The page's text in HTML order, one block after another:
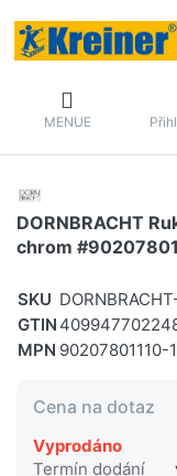
MENUE
DORNBRACHT
chrom
SKU
GTIN
MPN 90207801110-
Cena na dotaz
Vyprodáno
Termín dodání